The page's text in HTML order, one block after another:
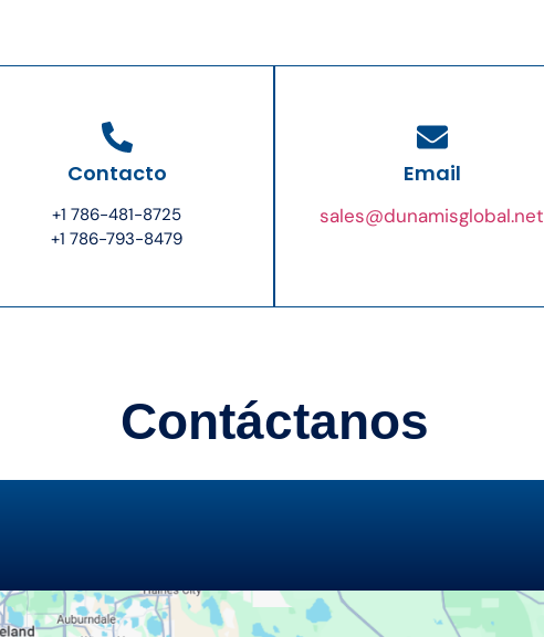
Contacto
‪+1 786-481-8725‬
‪+1 786-793-8479‬
Email
sales@dunamisglobal.net
Contáctanos